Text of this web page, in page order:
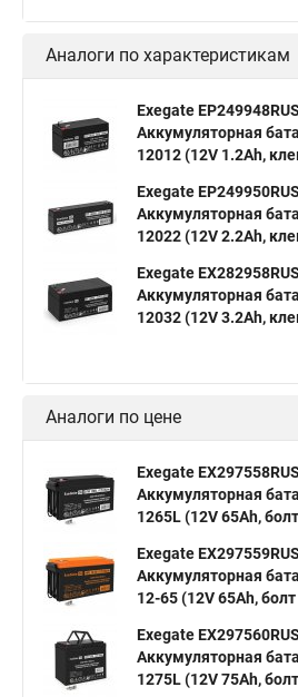
Аналоги по характеристикам
Exegate EP249948RUS
Аккумуляторная
12012 (12V 1.2Ah,
Exegate EP249950RUS
Аккумуляторная
12022 (12V 2.2Ah,
Exegate EX282958RUS
Аккумуляторная
12032 (12V 3.2Ah,
Аналоги по цене
Exegate EX297558RUS
Аккумуляторная
1265L (12V 65Ah,
Exegate EX297559RUS
Аккумуляторная
12-65 (12V 65Ah,
Exegate EX297560RUS
Аккумуляторная
1275L (12V 75Ah,